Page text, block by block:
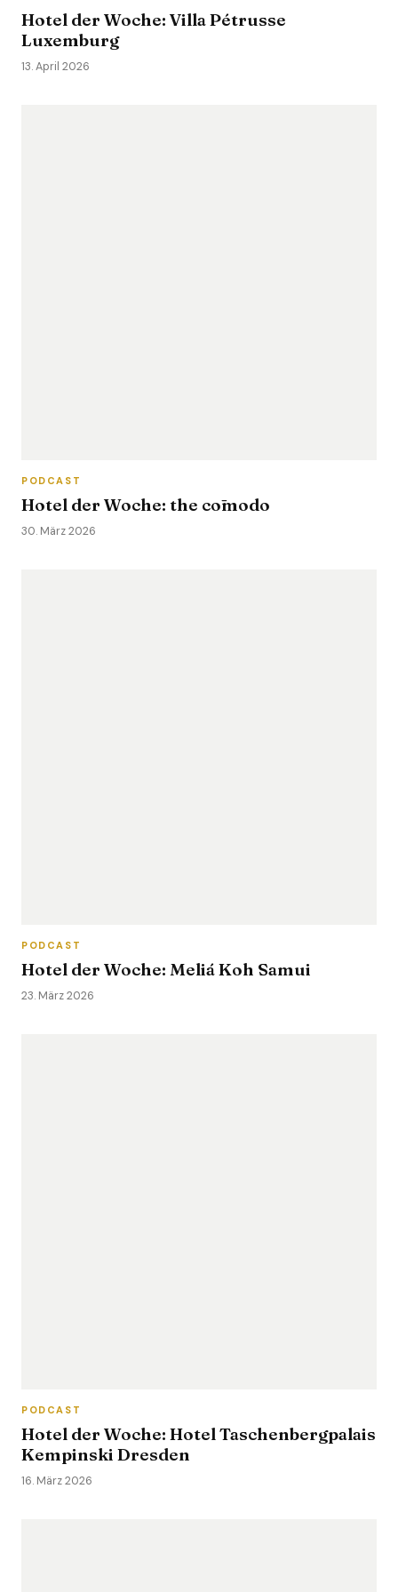
Hotel der Woche: Villa Pétrusse
Luxemburg
13. April 2026
PODCAST
Hotel der Woche: the cōmodo
30. März 2026
PODCAST
Hotel der Woche: Meliá Koh Samui
23. März 2026
PODCAST
Hotel der Woche: Hotel Taschenbergpalais
Kempinski Dresden
16. März 2026